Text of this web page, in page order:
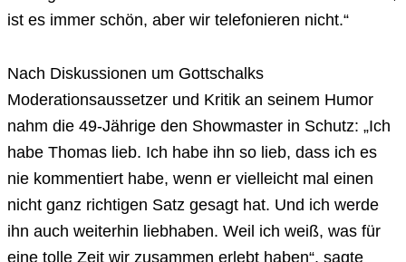
ist es immer schön, aber wir telefonieren nicht.“
Nach Diskussionen um Gottschalks
Moderationsaussetzer und Kritik an seinem Humor
nahm die 49-Jährige den Showmaster in Schutz: „Ich
habe Thomas lieb. Ich habe ihn so lieb, dass ich es
nie kommentiert habe, wenn er vielleicht mal einen
nicht ganz richtigen Satz gesagt hat. Und ich werde
ihn auch weiterhin liebhaben. Weil ich weiß, was für
eine tolle Zeit wir zusammen erlebt haben“, sagte